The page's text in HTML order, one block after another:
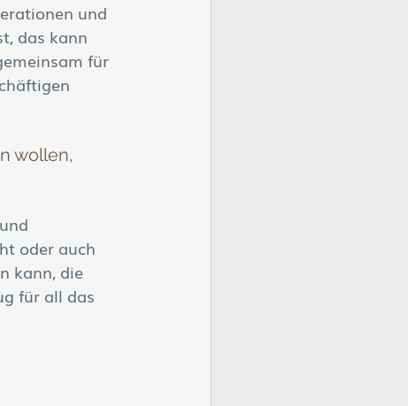
und
das kann
für
wollen,
oder auch
kann, die
für all das